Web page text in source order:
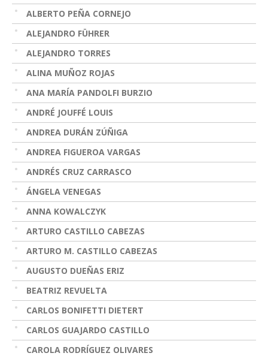
ALBERTO PEÑA CORNEJO
ALEJANDRO FÜHRER
ALEJANDRO TORRES
ALINA MUÑOZ ROJAS
ANA MARÍA PANDOLFI BURZIO
ANDRÉ JOUFFÉ LOUIS
ANDREA DURÁN ZÚÑIGA
ANDREA FIGUEROA VARGAS
ANDRÉS CRUZ CARRASCO
ÁNGELA VENEGAS
ANNA KOWALCZYK
ARTURO CASTILLO CABEZAS
ARTURO M. CASTILLO CABEZAS
AUGUSTO DUEÑAS ERIZ
BEATRIZ REVUELTA
CARLOS BONIFETTI DIETERT
CARLOS GUAJARDO CASTILLO
CAROLA RODRÍGUEZ OLIVARES